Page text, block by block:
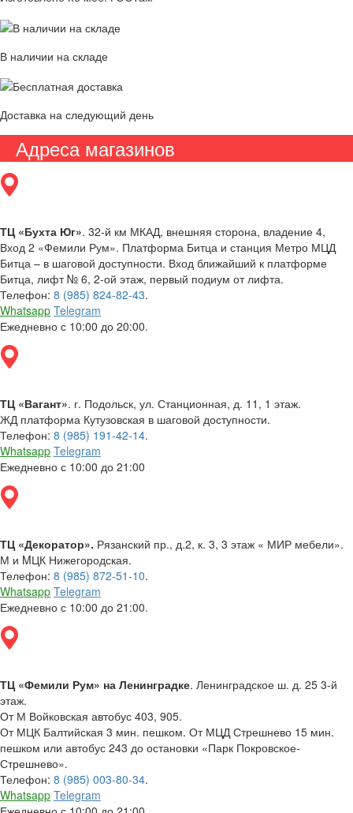
В наличии на складе
Доставка на следующий день
Адреса магазинов
ТЦ «Бухта Юг». 32-й км МКАД, внешняя сторона, владение 4,
Вход 2 «Фемили Рум». Платформа Битца и станция Метро МЦД
Битца – в шаговой доступности. Вход ближайший к платформе
Битца, лифт № 6, 2-ой этаж, первый подиум от лифта.
Телефон: 8 (985) 824-82-43.
Whatsapp Telegram
Ежедневно с 10:00 до 20:00.
ТЦ «Вагант». г. Подольск, ул. Станционная, д. 11, 1 этаж.
ЖД платформа Кутузовская в шаговой доступности.
Телефон: 8 (985) 191-42-14.
Whatsapp Telegram
Ежедневно с 10:00 до 21:00
ТЦ «Декоратор». Рязанский пр., д.2, к. 3, 3 этаж « МИР мебели».
М и MЦК Нижегородская.
Телефон: 8 (985) 872-51-10.
Whatsapp Telegram
Ежедневно с 10:00 до 21:00.
ТЦ «Фемили Рум» на Ленинградке. Ленинградское ш. д. 25 3-й
этаж.
От М Войковская автобус 403, 905.
От МЦК Балтийская 3 мин. пешком. От МЦД Стрешнево 15 мин.
пешком или автобус 243 до остановки «Парк Покровское-
Стрешнево».
Телефон: 8 (985) 003-80-34.
Whatsapp Telegram